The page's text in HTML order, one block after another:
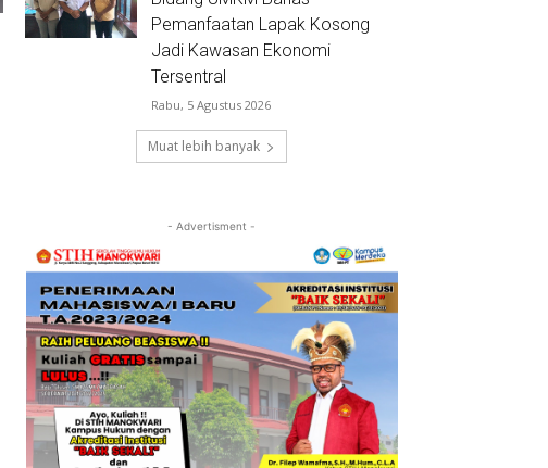
Pemanfaatan Lapak Kosong
Jadi Kawasan Ekonomi
Tersentral
Rabu, 5 Agustus 2026
Muat lebih banyak
- Advertisment -